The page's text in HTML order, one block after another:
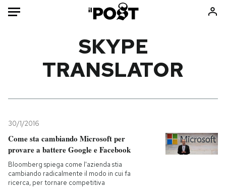
Mondo
Tecnologia
Internet
Cultura
Economia
Libri
Ok Boomer!
Europa
SKYPE
TRANSLATOR
30/1/2016
Come sta cambiando Microsoft per
provare a battere Google e Facebook
Bloomberg spiega come l'azienda stia
cambiando radicalmente il modo in cui fa
ricerca, per tornare competitiva